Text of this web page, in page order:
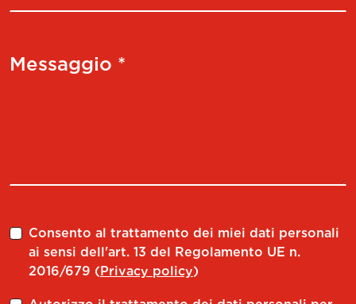
Messaggio *
Consento al trattamento dei miei dati personali
ai sensi dell'art. 13 del Regolamento UE n.
2016/679 (Privacy policy)